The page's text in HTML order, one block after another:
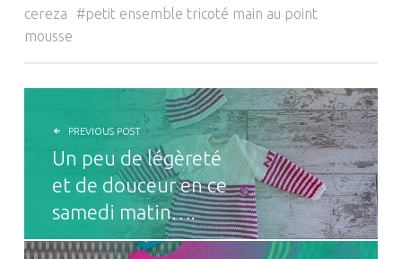
cereza
petit ensemble tricoté main au point
mousse
NAVIGATION DE L’ARTICLE
PREVIOUS POST
Un peu de légèreté
et de douceur en ce
samedi matin….